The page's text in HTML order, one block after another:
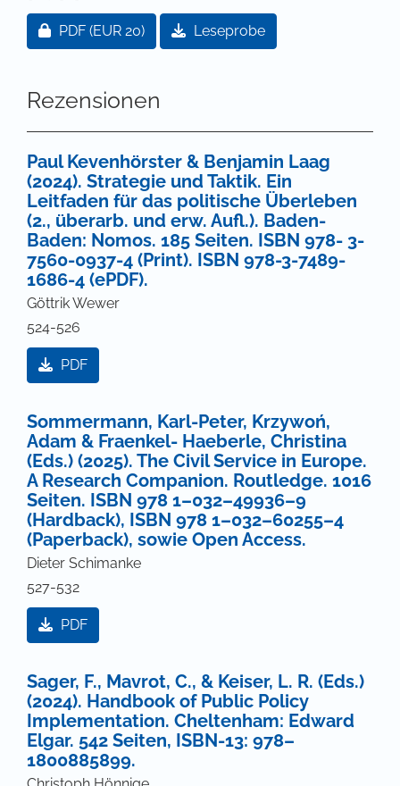
Zugang für Abonnent/innen oder durch Zahlung
PDF (EUR 20) Leseprobe
Rezensionen
Paul Kevenhörster & Benjamin Laag
(2024). Strategie und Taktik. Ein
Leitfaden für das politische Überleben
(2., überarb. und erw. Aufl.). Baden-
Baden: Nomos. 185 Seiten. ISBN 978- 3-
7560-0937-4 (Print). ISBN 978-3-7489-
1686-4 (ePDF).
Göttrik Wewer
524-526
PDF
Sommermann, Karl-Peter, Krzywoń,
Adam & Fraenkel- Haeberle, Christina
(Eds.) (2025). The Civil Service in Europe.
A Research Companion. Routledge. 1016
Seiten. ISBN 978 1–032–49936–9
(Hardback), ISBN 978 1–032–60255–4
(Paperback), sowie Open Access.
Dieter Schimanke
527-532
PDF
Sager, F., Mavrot, C., & Keiser, L. R. (Eds.)
(2024). Handbook of Public Policy
Implementation. Cheltenham: Edward
Elgar. 542 Seiten, ISBN-13: 978–
1800885899.